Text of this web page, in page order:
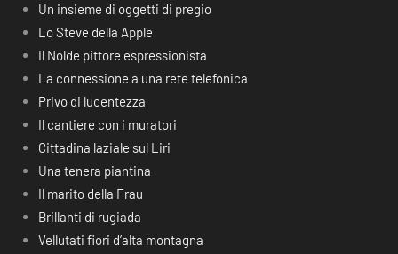
Un insieme di oggetti di pregio
Lo Steve della Apple
Il Nolde pittore espressionista
La connessione a una rete telefonica
Privo di lucentezza
Il cantiere con i muratori
Cittadina laziale sul Liri
Una tenera piantina
Il marito della Frau
Brillanti di rugiada
Vellutati fiori d’alta montagna